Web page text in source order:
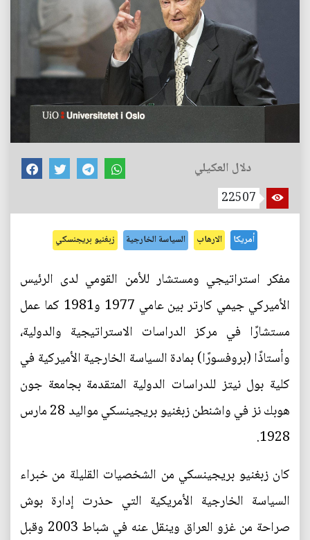
دلال العكيلي
22507
أمريكا الارهاب السياسة الخارجية زبغنيو بريجنسكي
مفكر استراتيجي ومستشار للأمن القومي لدى الرئيس
الأميركي جيمي كارتر بين عامي 1977 و1981 كما عمل
مستشارًا في مركز الدراسات الاستراتيجية والدولية،
وأستاذًا (بروفسورًا) بمادة السياسة الخارجية الأميركية في
كلية بول نيتز للدراسات الدولية المتقدمة بجامعة جون
هوبك نز في واشنطن زبغنيو بريجينسكي مواليد 28 مارس
1928.
كان زبغنيو بريجينسكي من الشخصيات القليلة من خبراء
السياسة الخارجية الأمريكية التي حذرت إدارة بوش
صراحة من غزو العراق وينقل عنه في شباط 2003 وقبل